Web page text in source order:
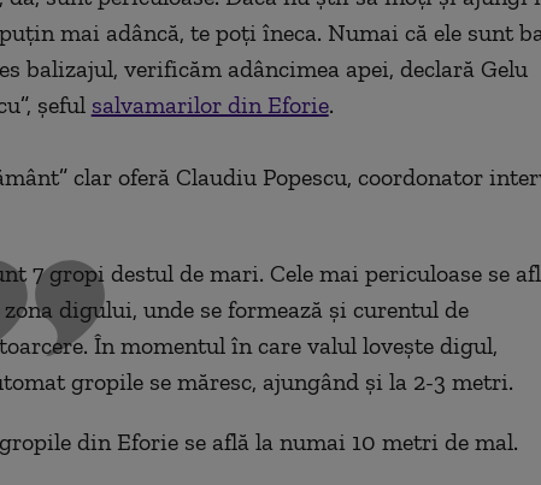
mai adâncă, te poți îneca. Numai că ele sunt
balizajul, verificăm adâncimea apei, declară Gelu
”, șeful salvamarilor din Eforie.
”clar oferă Claudiu Popescu, coordonator
7 gropi destul de mari. Cele mai periculoase se
digului, unde se formează și curentul de
În momentul în care valul lovește digul,
gropile se măresc, ajungând și la 2-3 metri.
din Eforie se află la numai 10 metri de mal.